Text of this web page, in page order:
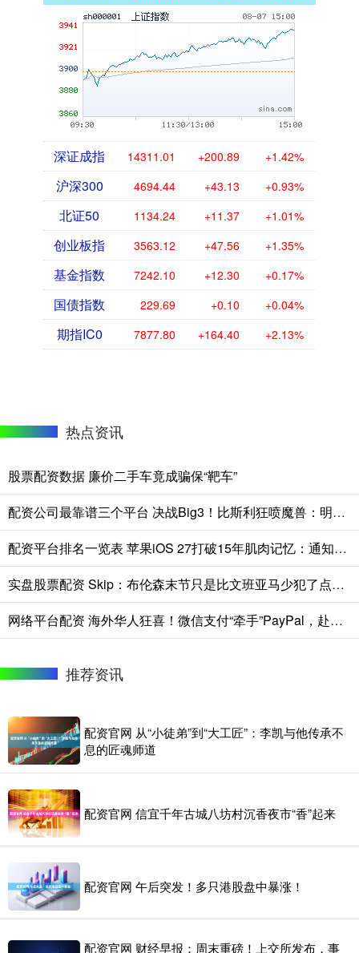
深证成指 14311.01 +200.89 +1.42%
沪深300 4694.44 +43.13 +0.93%
北证50 1134.24 +11.37 +1.01%
创业板指 3563.12 +47.56 +1.35%
基金指数 7242.10 +12.30 +0.17%
国债指数 229.69 +0.10 +0.04%
期指IC0 7877.80 +164.40 +2.13%
热点资讯
股票配资数据 廉价二手车竟成骗保“靶车”
配资公司最靠谱三个平台 决战Big3！比斯利狂喷魔兽：明天拿你当猴耍！看我狠狠干爆你！
配资平台排名一览表 苹果iOS 27打破15年肌肉记忆：通知下滑手势从中央改为左上角
实盘股票配资 Skip：布伦森末节只是比文班亚马少犯了点错 尼克斯主场压力更大
网络平台配资 海外华人狂喜！微信支付“牵手”PayPal，赴华可直接扫码付款
推荐资讯
配资官网 从“小徒弟”到“大工匠”：李凯与他传承不
息的匠魂师道
配资官网 信宜千年古城八坊村沉香夜市“香”起来
配资官网 午后突发！多只港股盘中暴涨！
配资官网 财经早报：周末重磅！上交所发布，事